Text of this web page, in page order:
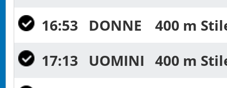
16:53
DONNE
400 m
17:13
UOMINI 400 m